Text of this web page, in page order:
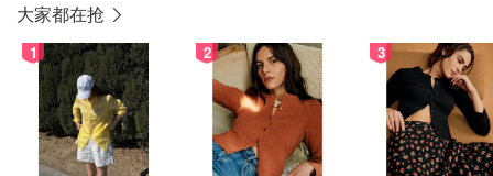
大家都在抢
1 2 3